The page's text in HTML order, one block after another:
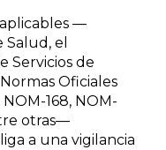
—
el
Servicios de
Oficiales
168, NOM-
otras—
a una vigilancia